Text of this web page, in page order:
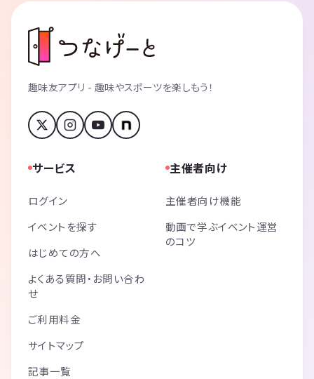
趣味友アプリ - 趣味やスポーツを楽しもう！
サービス
ログイン
イベントを探す
はじめての方へ
よくある質問・お問い合わ
せ
ご利用料金
サイトマップ
記事一覧
主催者向け
主催者向け機能
動画で学ぶイベント運営
のコツ